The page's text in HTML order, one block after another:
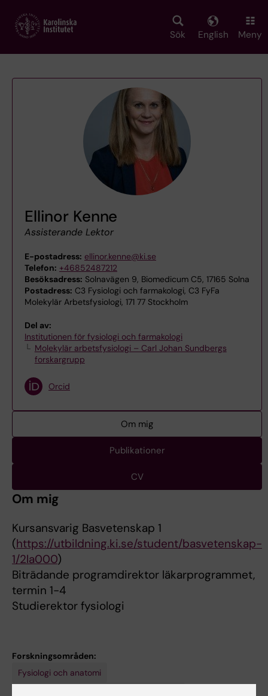
main
Sök English Meny
Ellinor Kenne
Assisterande Lektor
E-postadress: ellinor.kenne@ki.se
Telefon: +46852487212
Besöksadress: Solnavägen 9, Biomedicum C5, 17165 Solna
Postadress: C3 Fysiologi och farmakologi, C3 FyFa
Molekylär Arbetsfysiologi, 171 77 Stockholm
Del av:
Institutionen för fysiologi och farmakologi
Molekylär arbetsfysiologi – Carl Johan Sundbergs
forskargrupp
Orcid
Om mig
Publikationer
CV
Om mig
Kursansvarig Basvetenskap 1
(https://utbildning.ki.se/student/basvetenskap-
1/2la000)
Biträdande programdirektor läkarprogrammet,
termin 1-4
Studierektor fysiologi
Forskningsområden:
Fysiologi och anatomi